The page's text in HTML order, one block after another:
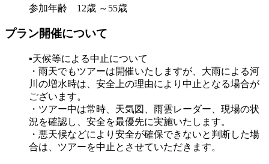
参加年齢 12歳 ～55歳
プラン開催について
▪️天候等による中止について
・雨天でもツアーは開催いたしますが、大雨による河
川の増水時は、安全上の理由により中止となる場合が
ございます。
・ツアー中は常時、天気図、雨雲レーダー、現場の状
況を確認し、安全を最優先に実施いたします。
・悪天候などにより安全が確保できないと判断した場
合は、ツアーを中止とさせていただきます。